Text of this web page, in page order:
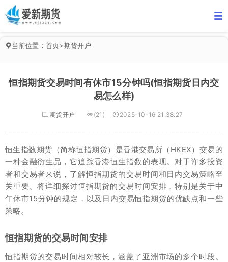
当前位置： 首页>期货开户
恒指期货交易时间有休市15分钟吗(恒指期货日内交
易怎么样)
期货开户 (21) 2025-10-16 21:38:27
恒生指数期货（简称恒指期货）是香港交易所（HKEX）交易的
一种金融衍生品，它追踪香港恒生指数的表现。对于许多投资
者和交易者来说，了解恒指期货的交易时间和日内交易策略至
关重要。将详细探讨恒指期货的交易时间安排，特别是关于中
午休市15分钟的规定，以及日内交易恒指期货的优缺点和一些
策略。
恒指期货的交易时间安排
恒指期货的交易时间相对较长，涵盖了亚洲市场的多个时段。